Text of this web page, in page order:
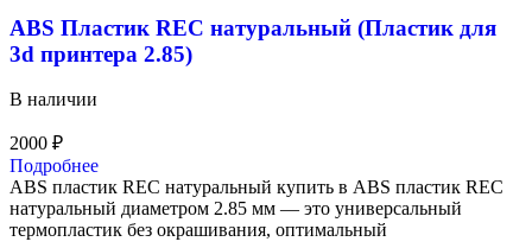
ABS Пластик REC натуральный (Пластик для
3d принтера 2.85)
В наличии
2000 ₽
Подробнее
ABS пластик REC натуральный купить в ABS пластик REC
натуральный диаметром 2.85 мм — это универсальный
термопластик без окрашивания, оптимальный